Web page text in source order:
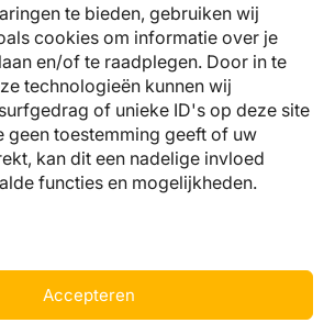
te bieden, gebruiken wij
cookies om informatie over je
en/of te raadplegen. Door in te
technologieën kunnen wij
of unieke ID's op deze site
geen toestemming geeft of uw
kan dit een nadelige invloed
functies en mogelijkheden.
Accepteren
(bereikbaar op werkdagen tussen 9 en 12
– Dresselhuys Paviljoen